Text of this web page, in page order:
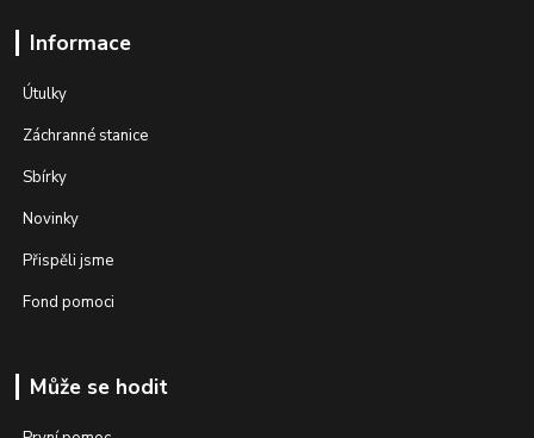
Informace
Útulky
Záchranné stanice
Sbírky
Novinky
Přispěli jsme
Fond pomoci
Může se hodit